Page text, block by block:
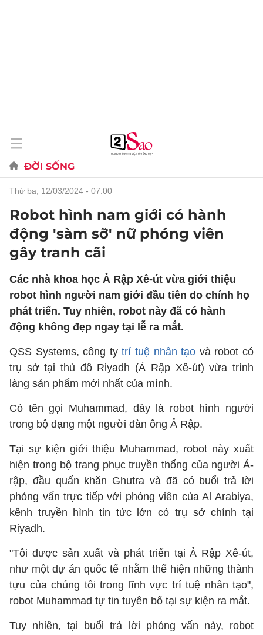
ĐỜI SỐNG
thứ ba, 12/03/2024 - 07:00
Robot hình nam giới có hành
động 'sàm sỡ' nữ phóng viên
gây tranh cãi
Các nhà khoa học Ả Rập Xê-út vừa giới thiệu
robot hình người nam giới đầu tiên do chính họ
phát triển. Tuy nhiên, robot này đã có hành
động không đẹp ngay tại lễ ra mắt.
QSS Systems, công tytrí tuệ nhân tạo và robot có
trụ sở tại thủ đô Riyadh (Ả Rập Xê-út) vừa trình
làng sản phẩm mới nhất của mình.
Có tên gọi Muhammad, đây là robot hình người
trong bộ dạng một người đàn ông Ả Rập.
Tại sự kiện giới thiệu Muhammad, robot này xuất
hiện trong bộ trang phục truyền thống của người Ả-
rập, đầu quấn khăn Ghutra và đã có buổi trả lời
phỏng vấn trực tiếp với phóng viên của Al Arabiya,
kênh truyền hình tin tức lớn có trụ sở chính tại
Riyadh.
"Tôi được sản xuất và phát triển tại Ả Rập Xê-út,
như một dự án quốc tế nhằm thể hiện những thành
tựu của chúng tôi trong lĩnh vực trí tuệ nhân tạo",
robot Muhammad tự tin tuyên bố tại sự kiện ra mắt.
Tuy nhiên, tại buổi trả lời phỏng vấn này, robot